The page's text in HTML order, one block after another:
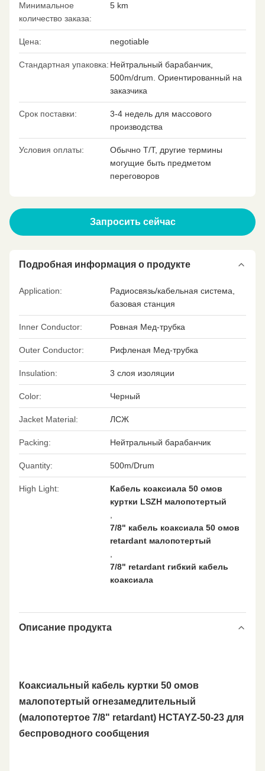
Минимальное
количество заказа:
5 km
Цена: negotiable
Стандартная упаковка: Нейтральный барабанчик,
500m/drum. Ориентированный на
заказчика
Срок поставки:
3-4 недель для массового
производства
Условия оплаты:
Обычно T/T, другие термины
могущие быть предметом
переговоров
Запросить сейчас
Подробная информация о продукте
Application:
Радиосвязь/кабельная система,
базовая станция
Inner Conductor: Ровная Мед-трубка
Outer Conductor: Рифленая Мед-трубка
Insulation: 3 слоя изоляции
Color: Черный
Jacket Material: ЛСЖ
Packing: Нейтральный барабанчик
Quantity: 500m/Drum
High Light:
Кабель коаксиала 50 омов
куртки LSZH малопотертый
7/8" кабель коаксиала 50 омов
retardant малопотертый
7/8" retardant гибкий кабель
коаксиала
Описание продукта
Коаксиальный кабель куртки 50 омов
малопотертый огнезамедлительный
(малопотертое 7/8" retardant) HCTAYZ-50-23 для
беспроводного сообщения